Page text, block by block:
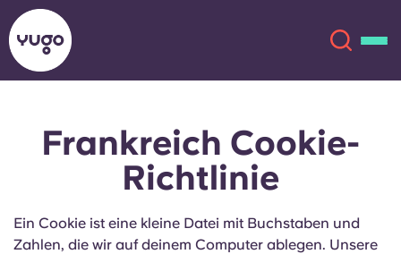
Über uns
Mehr
English (GB)
English (US)
Chinese Español
Frankreich Cookie-
Richtlinie
Ein Cookie ist eine kleine Datei mit Buchstaben und
Zahlen, die wir auf deinem Computer ablegen. Unsere